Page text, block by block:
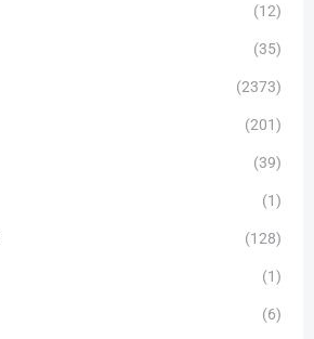
(12)
(35)
(2373)
(201)
(39)
(1)
(128)
(1)
(6)